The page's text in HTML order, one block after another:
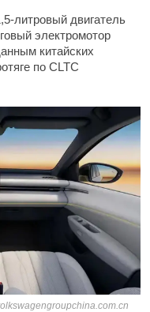
литровый двигатель
электромотор
китайских
по CLTC